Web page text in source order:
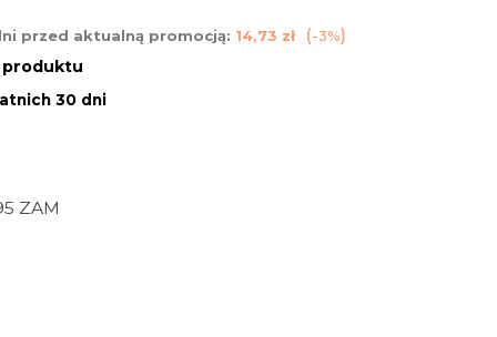
przed aktualną promocją: 14,73 zł -3%
30 dni
ZAM